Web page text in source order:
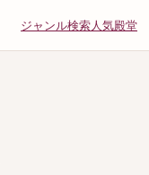
ジャンル検索人気殿堂